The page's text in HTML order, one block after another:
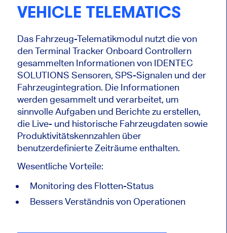
VEHICLE TELEMATICS
Das Fahrzeug-Telematikmodul nutzt die von
den Terminal Tracker Onboard Controllern
gesammelten Informationen von IDENTEC
SOLUTIONS Sensoren, SPS-Signalen und der
Fahrzeugintegration. Die Informationen
werden gesammelt und verarbeitet, um
sinnvolle Aufgaben und Berichte zu erstellen,
die Live- und historische Fahrzeugdaten sowie
Produktivitätskennzahlen über
benutzerdefinierte Zeiträume enthalten.
Wesentliche Vorteile:
Monitoring des Flotten-Status
Bessers Verständnis von Operationen